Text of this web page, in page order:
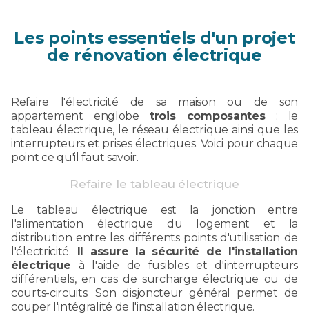
Les points essentiels d'un projet
de rénovation électrique
Refaire l'électricité de sa maison ou de son
appartement englobetrois composantes: le
tableau électrique, le réseau électrique ainsi que les
interrupteurs et prises électriques. Voici pour chaque
point ce qu'il faut savoir.
Refaire le tableau électrique
Le tableau électrique est la jonction entre
l'alimentation électrique du logement et la
distribution entre les différents points d'utilisation de
l'électricité. Il assure la sécurité de l'installation
électrique à l'aide de fusibles et d'interrupteurs
différentiels, en cas de surcharge électrique ou de
courts-circuits. Son disjoncteur général permet de
couper l'intégralité de l'installation électrique.